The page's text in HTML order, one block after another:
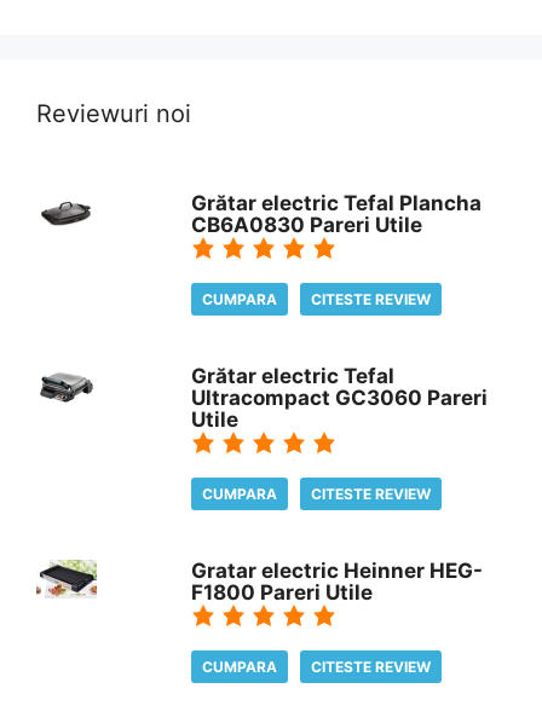
Reviewuri noi
Grătar electric Tefal Plancha
CB6A0830 Pareri Utile
CUMPARA CITESTE REVIEW
Grătar electric Tefal
Ultracompact GC3060 Pareri
Utile
CUMPARA CITESTE REVIEW
Gratar electric Heinner HEG-
F1800 Pareri Utile
CUMPARA CITESTE REVIEW